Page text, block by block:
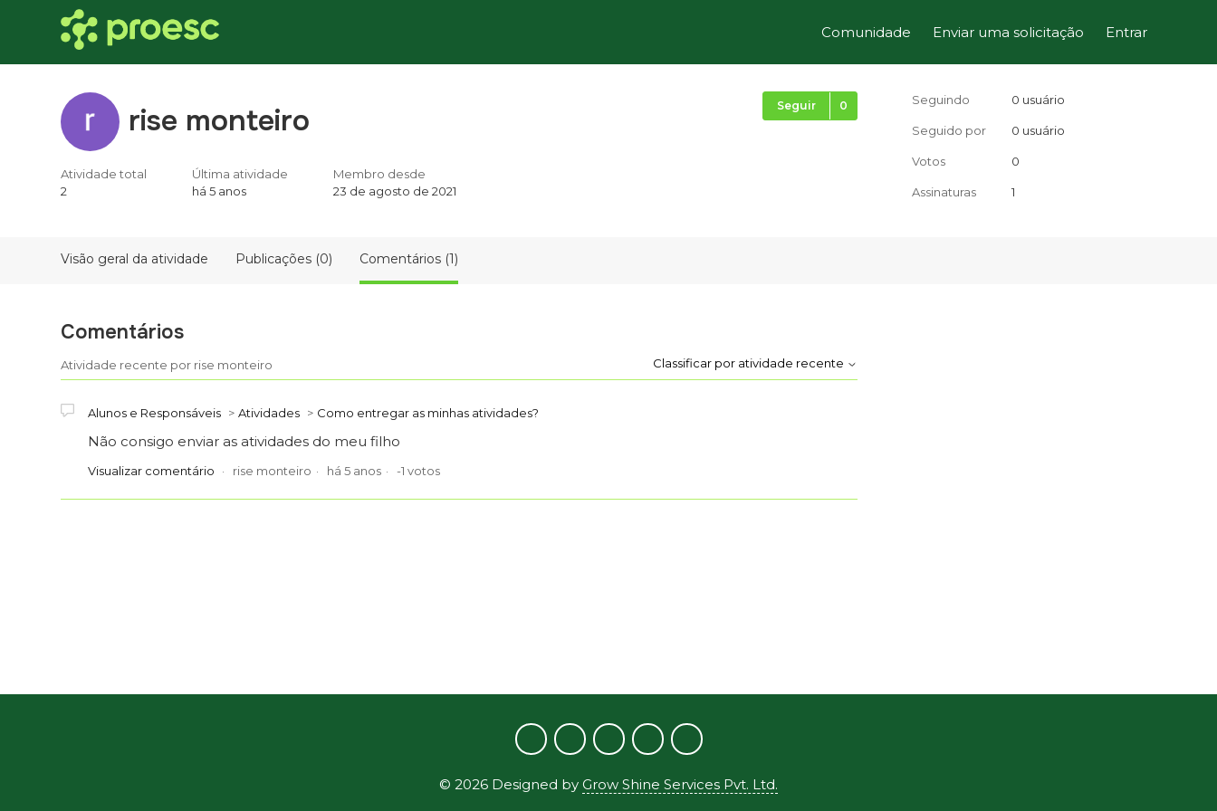
Comunidade Enviar uma solicitação Entrar
rise monteiro Seguir Ainda não seguido por ninguém
Atividade total
2
Última atividade
há 5 anos
Membro desde
23 de agosto de 2021
Seguindo 0 usuário
Seguido por 0 usuário
Votos 0
Assinaturas 1
Visão geral da atividade Publicações (0) Comentários (1)
Comentários
Atividade recente por rise monteiro Classificar por atividade recente
Alunos e Responsáveis Atividades Como entregar as minhas atividades?
Não consigo enviar as atividades do meu filho
Visualizar comentário rise monteiro há 5 anos -1 votos
© 2026 Designed by Grow Shine Services Pvt. Ltd.